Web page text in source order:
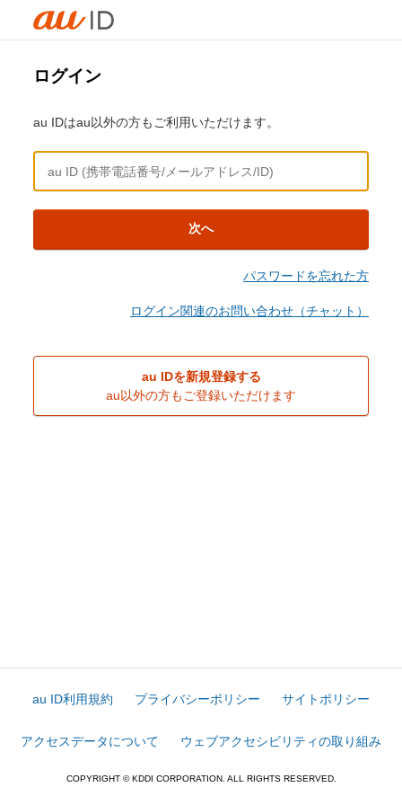
ログイン
au IDはau以外の方もご利用いただけます。
次へ
パスワードを忘れた方
ログイン関連のお問い合わせ（チャット）
au IDを新規登録する
au以外の方もご登録いただけます
au ID利用規約 プライバシーポリシー サイトポリシー
アクセスデータについて ウェブアクセシビリティの取り組み
COPYRIGHT © KDDI CORPORATION. ALL RIGHTS RESERVED.